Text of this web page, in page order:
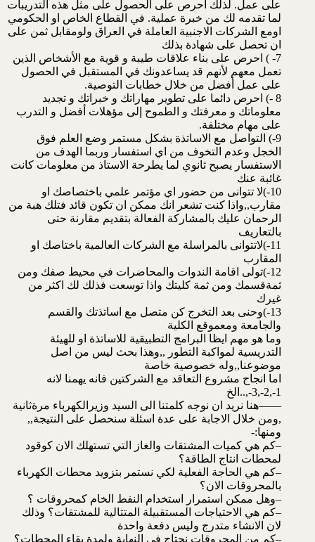
على عمل. لذلك احرص على الحصول على مثل هذه التدريبات
لما تقدمه لك من خبرة عملية. في القطاع الخاص او الحكومي
اومع الشركات الاجنبية العاملة في العراق ولومقابل ثمن على
ان تحصل على شهادة بذلك
7- ) احرص على بناء علاقات طيبة و قوية مع الأشخاص الذين
تعمل معهم لأنهم قد يساعدونك في المستقبل في الحصول
على عمل أفضل من خلال خطابات التوصية.
8 -) احرص دائما على تطوير مهاراتك و خبراتك و تجديد
معلوماتك و معرفتك و الطموح إلى مؤهلات أفضل و التدرب
على مهام مختلفة.
9-) التواصل مع الاساتذة بشكل مستمر وضع العلم فوق
الخجل وعدم التخوف من اي استفسار وربما الهدف من
الاستفسار يصبح ثانوي لما يطرحة الاستاذ من معلومات كانت
غائبة عنك
10-)لا تتوانى من حضور اي مؤتمر علمي باختصاصك او
مقارب,,واذا كنت تشعر انك ممكن ان تكون قائد فتلك هبة من
الرحمان عليك بالمشاركة الفعالة بتقديم مقارنة حتى
بالتعاريف
11-)لاتتوانى بالمراسلة مع الشركات العالمية باختاصك او
المقارب
12-)تولى اقامة الندوات والمحاضرات في محيط صفك ومن
ثمةقسمك ومن ثمة كليتك واذا توسعت فذلك لك اكثر من
غيرك
13-)وحنى بعد التخرج كن متصل مع اساتذتك والقسم
والجامعة ومعموقع الكلية
وما هو مهم ايظا البرامج التطبيقية للاساتذة او للهيئة
التدريسية لمواكبة التطور ,,وهذا بحث ليس من اصل
موضوعنا,,وله خصوصية خاصة
اما انجاح مشروع التعاقد مع الشركتين فانه يهمنا لانه
1-,2-,3-,..الخ
——هنا نريد ان نوجه كلمتنا الى السيد وزيرالكهرباء مرةثانية
,ومن خلال الاجابة على عدة اسئلة سنحصل على النتيجة,,
ومنها:-
–كم هي كميات المشتقات والغاز التي تستهلك الان كوقود
لمحطات انتاج الطاقة؟
–كم هي الحاجة الفعلية لكي نستمر بتزويد محطات الكهرباء
بالمحروقات الان؟
–وهل ممكن استمرار استخدام النفط الخام كمحروقات ؟
–كم هي الاحتياجات المستقبيلة المتتالية للمشتقات؟ وذلك
لان الانشاء متدرج وليس دفعة واحدة
–كم من المحروقات نحتاج في النهاية ولمدة بقاء المحطات؟